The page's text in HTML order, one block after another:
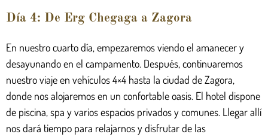
Día 4: De Erg Chegaga a Zagora
En nuestro cuarto día, empezaremos viendo el amanecer y
desayunando en el campamento. Después, continuaremos
nuestro viaje en vehículos 4×4 hasta la ciudad de Zagora,
donde nos alojaremos en un confortable oasis. El hotel dispone
de piscina, spa y varios espacios privados y comunes. Llegar allí
nos dará tiempo para relajarnos y disfrutar de las